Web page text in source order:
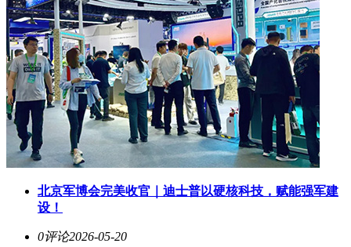
北京军博会完美收官｜迪士普以硬核科技，赋能强军建
设！
0评论2026-05-20